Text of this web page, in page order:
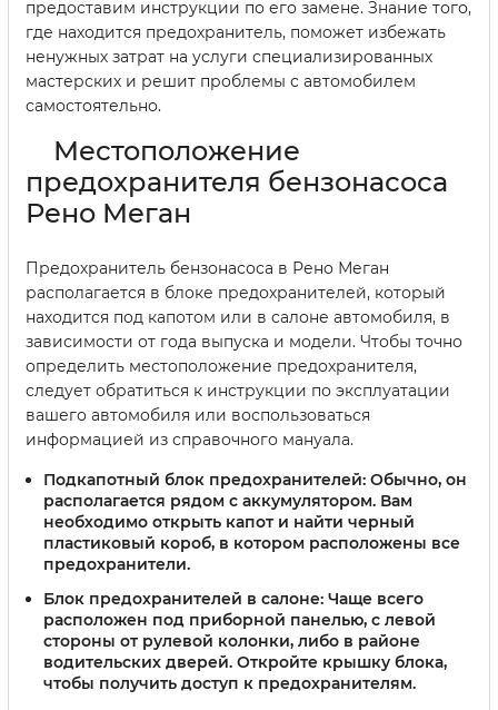
предоставим инструкции по его замене. Знание того,
где находится предохранитель, поможет избежать
ненужных затрат на услуги специализированных
мастерских и решит проблемы с автомобилем
самостоятельно.
Местоположение
предохранителя бензонасоса
Рено Меган
Предохранитель бензонасоса в Рено Меган
располагается в блоке предохранителей, который
находится под капотом или в салоне автомобиля, в
зависимости от года выпуска и модели. Чтобы точно
определить местоположение предохранителя,
следует обратиться к инструкции по эксплуатации
вашего автомобиля или воспользоваться
информацией из справочного мануала.
Подкапотный блок предохранителей: Обычно, он
располагается рядом с аккумулятором. Вам
необходимо открыть капот и найти черный
пластиковый короб, в котором расположены все
предохранители.
Блок предохранителей в салоне: Чаще всего
расположен под приборной панелью, с левой
стороны от рулевой колонки, либо в районе
водительских дверей. Откройте крышку блока,
чтобы получить доступ к предохранителям.